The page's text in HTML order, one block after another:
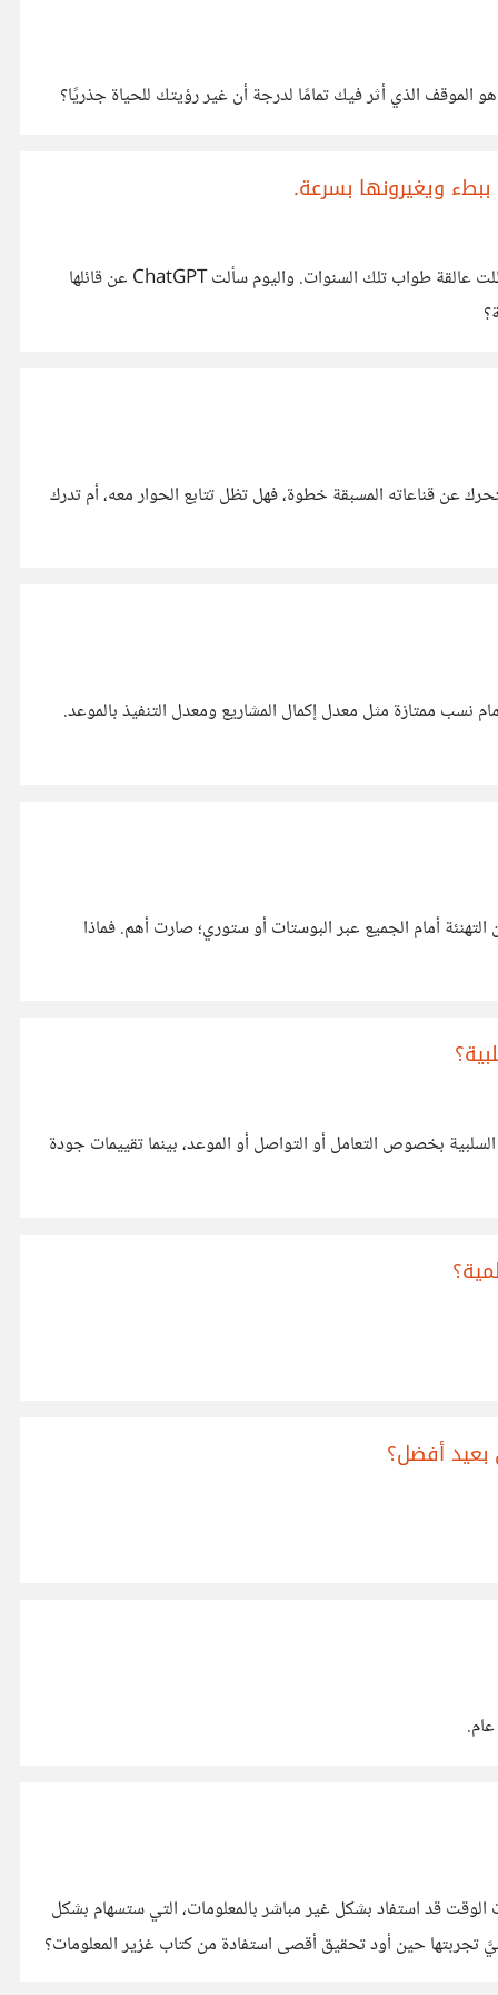
الموقف الذي أثر فيك تمامًا لدرجة أن غير رؤيتك للحياة جذريًا؟
ويغيرونها بسرعة.
قرأتها منذ زمن في أحد كتب التنمية البشرية على ما أظن، ولم أستطع نسيانها كلما مررت بموقف يحتاج إلى قرار، ولا أعلم لماذا هي بالذات ظلت عالقة طواب تلك السنوات. واليوم سألت ChatGPT عن قائلها
قناعاته المسبقة خطوة، فهل تظل تتابع الحوار معه، أم تدرك
ممتازة مثل معدل إكمال المشاريع ومعدل التنفيذ بالموعد.
أمام الجميع عبر البوستات أو ستوري؛ صارت أهم. فماذا
بخصوص التعامل أو التواصل أو الموعد، بينما تقييمات جودة
أفضل؟
الوقت قد استفاد بشكل غير مباشر بالمعلومات، التي ستسهام بشكل
تجربتها حين أود تحقيق أقصى استفادة من كتاب غزير المعلومات؟